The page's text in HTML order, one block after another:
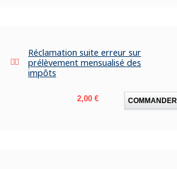
Réclamation suite erreur sur
prélèvement mensualisé des
impôts
Prix
2,00 € COMMANDER